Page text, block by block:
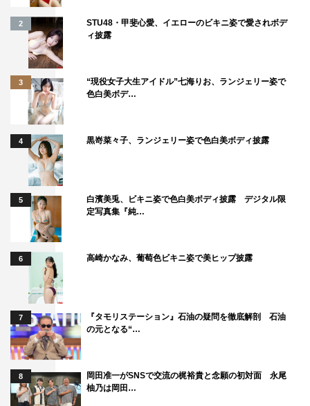
2
STU48・甲斐心愛、イエローのビキニ姿で愛されボデ
ィ披露
3
“現役女子大生アイドル”七海りお、ランジェリー姿で
色白美ボデ…
4 黒嵜菜々子、ランジェリー姿で色白美ボディ披露
5
白濱美兎、ビキニ姿で色白美ボディ披露 デジタル限
定写真集『純…
6 高崎かなみ、葡萄色ビキニ姿で美ヒップ披露
7
『タモリステーション』石油の疑問を徹底解剖 石油
の元となる“…
8
岡田准一がSNSで交流の梶裕貴と念願の初対面 永尾
柚乃は岡田…